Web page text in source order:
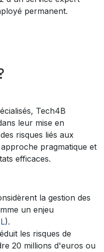
permanent.
Tech4B
leur mise en
risques liés aux
pragmatique et
efficaces.
la gestion des
un enjeu
).
les risques de
20 millions d'euros ou